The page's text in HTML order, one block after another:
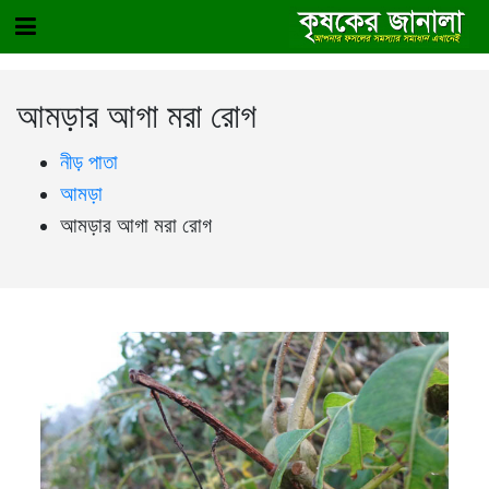
আমড়ার আগা মরা রোগ
নীড় পাতা
আমড়া
আমড়ার আগা মরা রোগ